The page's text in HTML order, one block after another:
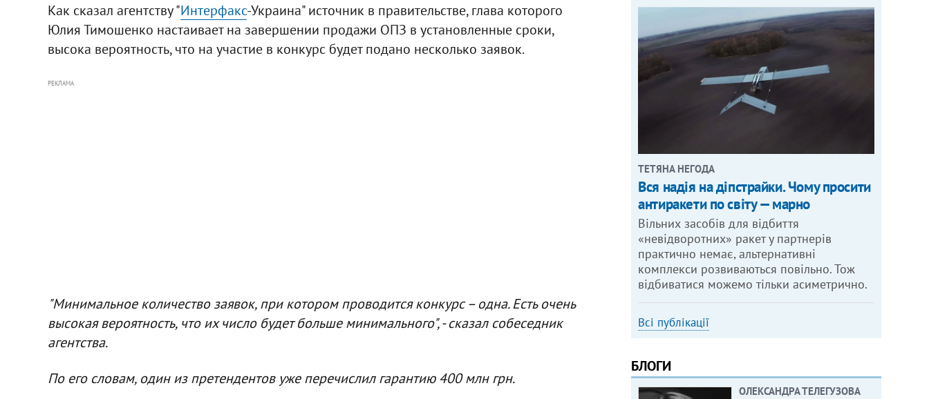
Как сказал агентству "Интерфакс-Украина" источник в правительстве, глава которого
Юлия Тимошенко настаивает на завершении продажи ОПЗ в установленные сроки,
высока вероятность, что на участие в конкурс будет подано несколько заявок.
РЕКЛАМА
"Минимальное количество заявок, при котором проводится конкурс – одна. Есть очень
высокая вероятность, что их число будет больше минимального", - сказал собеседник
агентства.
По его словам, один из претендентов уже перечислил гарантию 400 млн грн.
ТЕТЯНА НЕГОДА
Вся надія на діпстрайки. Чому просити
антиракети по світу — марно
Вільних засобів для відбиття
«невідворотних» ракет у партнерів
практично немає, альтернативні
комплекси розвиваються повільно. Тож
відбиватися можемо тільки асиметрично.
Всі публікації
БЛОГИ
ОЛЕКСАНДРА ТЕЛЕГУЗОВА